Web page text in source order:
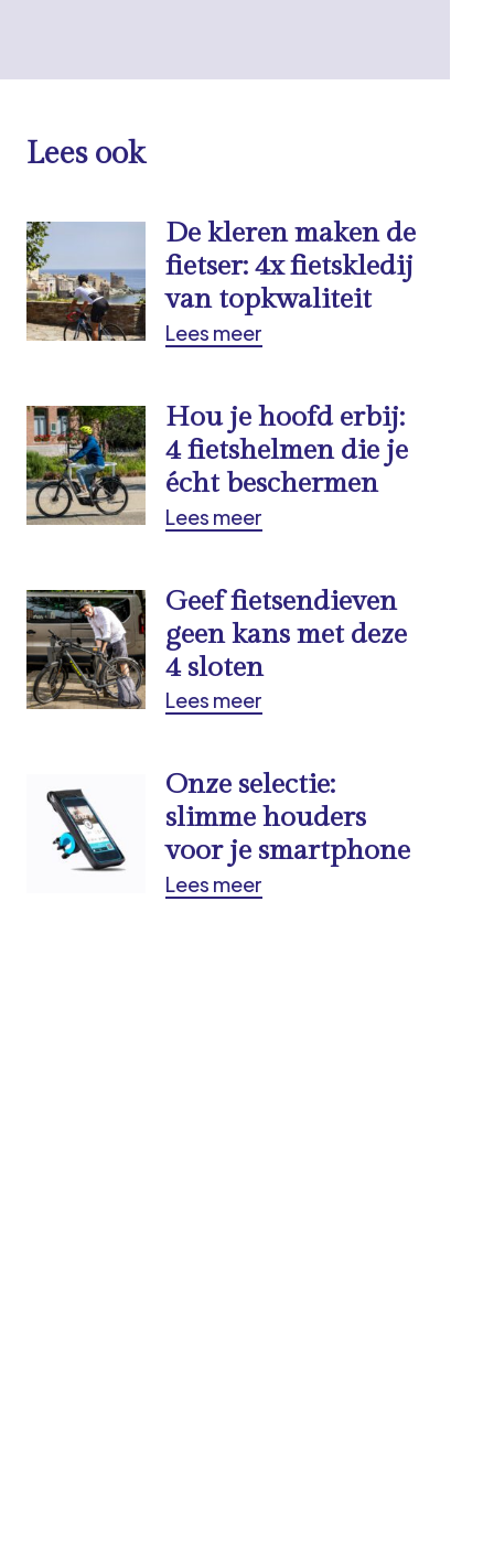
Lees ook
De kleren maken de
fietser: 4x fietskledij
van topkwaliteit
Lees meer
Hou je hoofd erbij:
4 fietshelmen die je
écht beschermen
Lees meer
Geef fietsendieven
geen kans met deze
4 sloten
Lees meer
Onze selectie:
slimme houders
voor je smartphone
Lees meer